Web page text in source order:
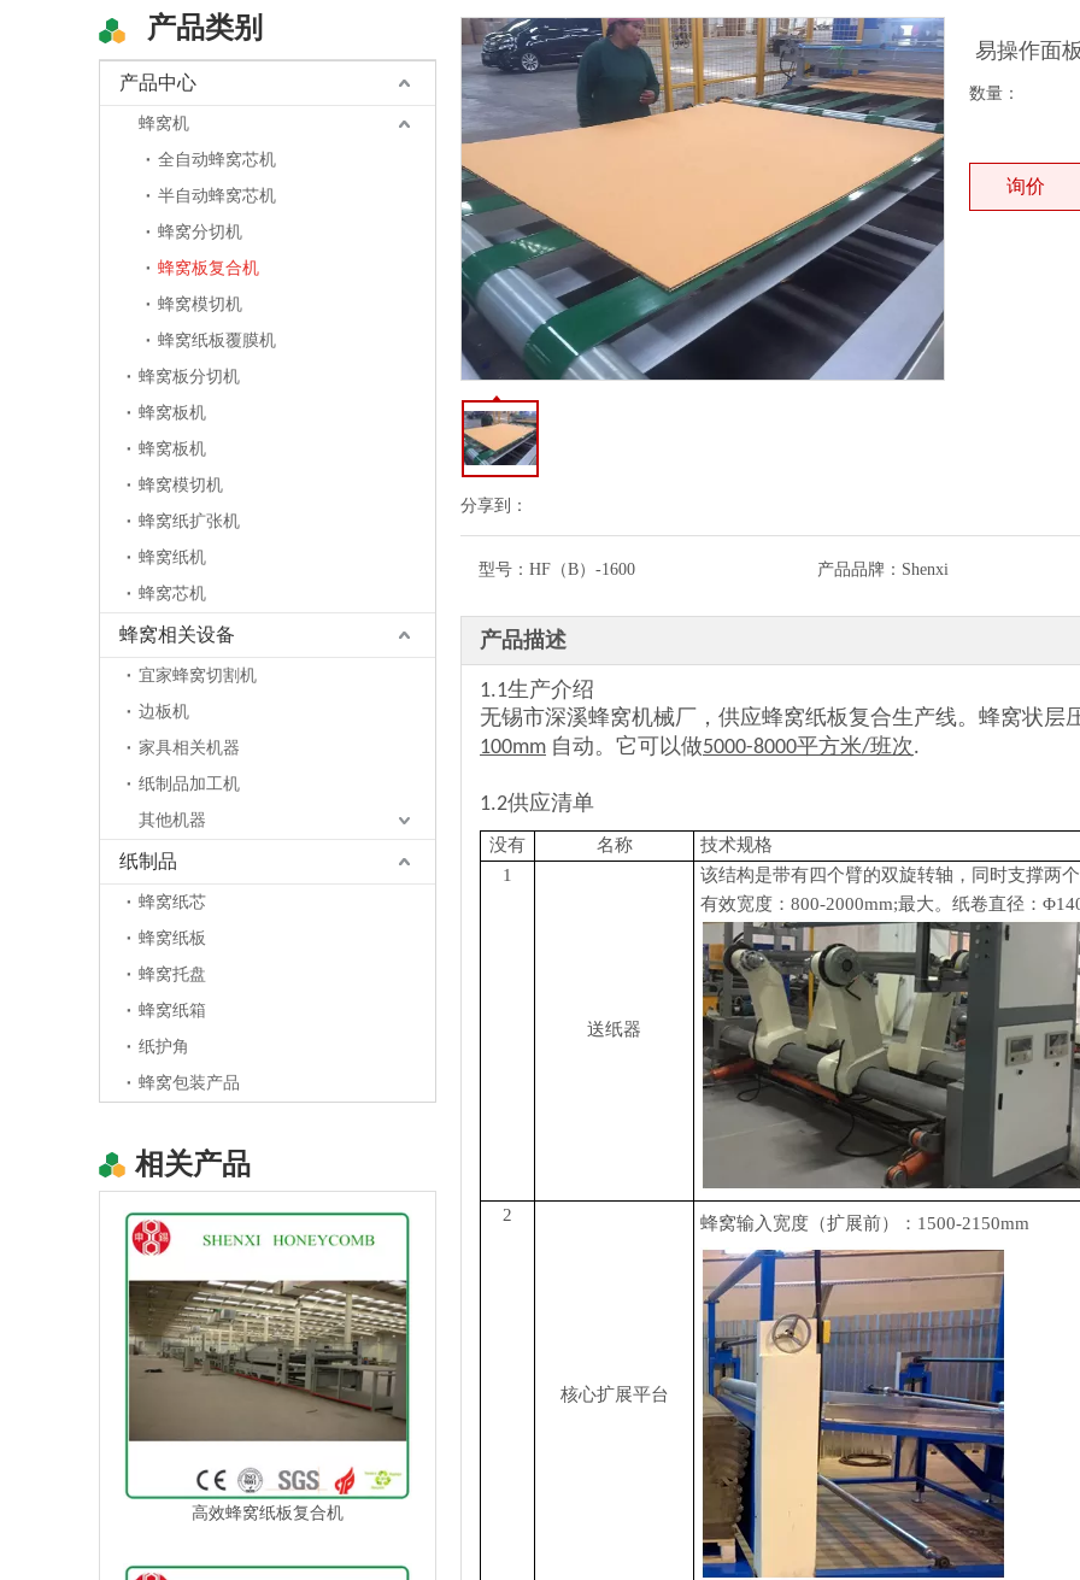
产品类别
产品中心
蜂窝机
全自动蜂窝芯机
半自动蜂窝芯机
蜂窝分切机
蜂窝板复合机
蜂窝模切机
蜂窝纸板覆膜机
蜂窝板分切机
蜂窝板机
蜂窝板机
蜂窝模切机
蜂窝纸扩张机
蜂窝纸机
蜂窝芯机
蜂窝相关设备
宜家蜂窝切割机
边板机
家具相关机器
纸制品加工机
其他机器
纸制品
蜂窝纸芯
蜂窝纸板
蜂窝托盘
蜂窝纸箱
纸护角
蜂窝包装产品
相关产品高速纸蜂窝板复合机
高效蜂窝纸板复合机
分享到：
易操作面
数量：
询价
型号： HF（B）-1600 产品品牌： Shenxi
产品描述
1.1生产介绍
无锡市深溪蜂窝机械厂，供应蜂窝纸板复合生产线。蜂窝状层
100mm 自动。它可以做5000-8000平方米/班次.
1.2供应清单
没有 名称
技术规格
1
送纸器
该结构是带有四个臂的双旋转轴，同时支撑两
有效宽度：800-2000mm;最大。纸卷直径：
2
核心扩展平台
蜂窝输入宽度（扩展前）：1500-2150mm